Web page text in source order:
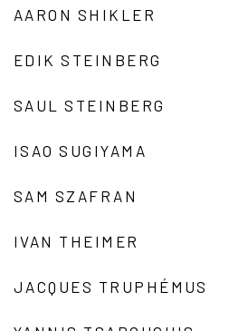
AARON SHIKLER
EDIK STEINBERG
SAUL STEINBERG
ISAO SUGIYAMA
SAM SZAFRAN
IVAN THEIMER
JACQUES TRUPHÉMUS